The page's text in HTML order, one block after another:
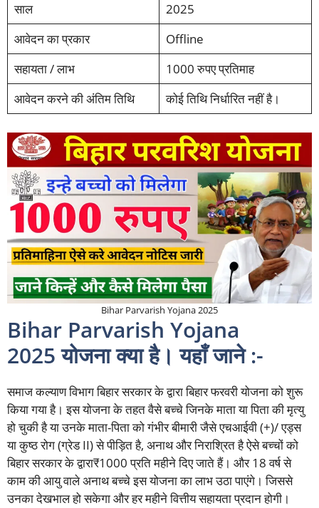
साल
2025
आवेदन का प्रकार
Offline
सहायता / लाभ
1000 रुपए प्रतिमाह
आवेदन करने की अंतिम तिथि
कोई तिथि निर्धारित नहीं है।
Bihar Parvarish Yojana 2025
Bihar Parvarish Yojana
2025 योजना क्या है। यहाँ जाने :-
समाज कल्याण विभाग बिहार सरकार के द्वारा बिहार फरवरी योजना को शुरू
किया गया है। इस योजना के तहत वैसे बच्चे जिनके माता या पिता की मृत्यु
हो चुकी है या उनके माता-पिता को गंभीर बीमारी जैसे एचआईवी (+)/ एड्स
या कुष्ठ रोग (ग्रेड II) से पीड़ित है, अनाथ और निराश्रित है ऐसे बच्चों को
बिहार सरकार के द्वारा₹1000 प्रति महीने दिए जाते हैं। और 18 वर्ष से
काम की आयु वाले अनाथ बच्चे इस योजना का लाभ उठा पाएंगे। जिससे
उनका देखभाल हो सकेगा और हर महीने वित्तीय सहायता प्रदान होगी।